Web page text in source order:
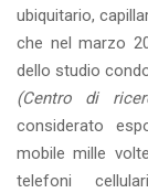
ubiquitario,
che nel marzo
dello studio
(Centro di
considerato
mobile mille
telefoni